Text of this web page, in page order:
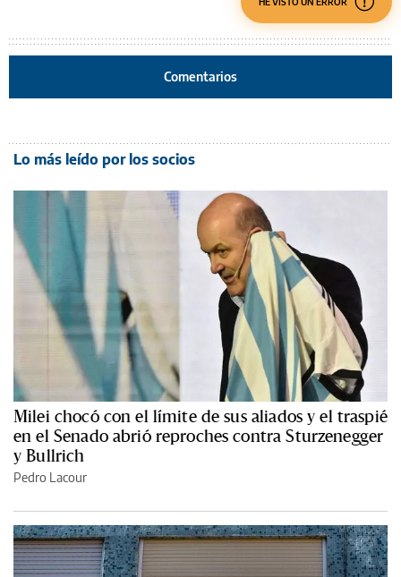
Comentarios
Lo más leído por los socios
Milei chocó con el límite de sus aliados y el traspié
en el Senado abrió reproches contra Sturzenegger
y Bullrich
Pedro Lacour